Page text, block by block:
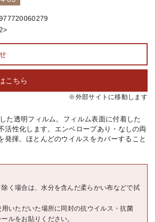
こちら
※外部サイトに移動します
た透明フィルム。 フィルム表面に付着した
活性化します。 エンベロープあり・なしの両
発揮。 ほとんどのウイルスをカバーすること
く場合は、水分を含んだ柔らかい布などで拭
いただいた場所に同封の抗ウイルス・抗菌
ルをお貼りください。